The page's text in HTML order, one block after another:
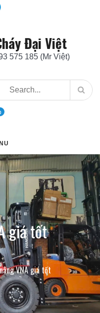
Đại Việt
575 185 (Mr Việt)
giá tốt
VNA giá tốt